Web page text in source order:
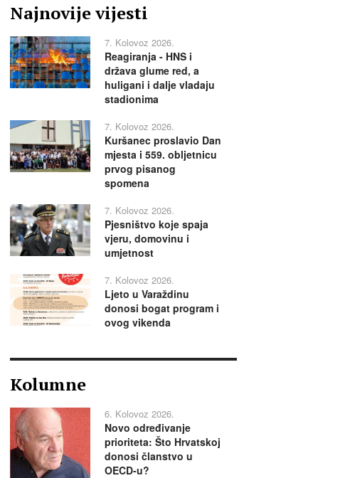
Najnovije vijesti
7. Kolovoz 2026.
Reagiranja - HNS i
država glume red, a
huligani i dalje vladaju
stadionima
7. Kolovoz 2026.
Kuršanec proslavio Dan
mjesta i 559. obljetnicu
prvog pisanog
spomena
7. Kolovoz 2026.
Pjesništvo koje spaja
vjeru, domovinu i
umjetnost
7. Kolovoz 2026.
Ljeto u Varaždinu
donosi bogat program i
ovog vikenda
Kolumne
6. Kolovoz 2026.
Novo određivanje
prioriteta: Što Hrvatskoj
donosi članstvo u
OECD-u?